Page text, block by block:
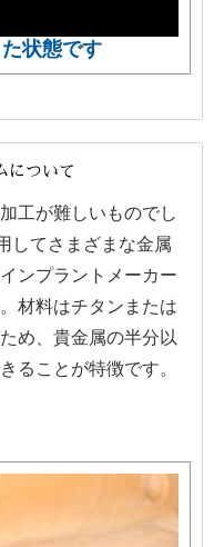
状態です
について
工が難しいものでし
してさまざまな金属
ンプラントメーカー
材料はチタンまたは
め、貴金属の半分以
ることが特徴です。